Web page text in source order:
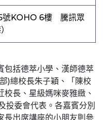
號KOHO 6樓 騰訊眾
包括德萃小學、漢師德萃
)總校長朱子穎、「陳校
長、星級媽咪麥雅緻、
委會代表。各嘉賓分別
長出席講座的小朋友則參